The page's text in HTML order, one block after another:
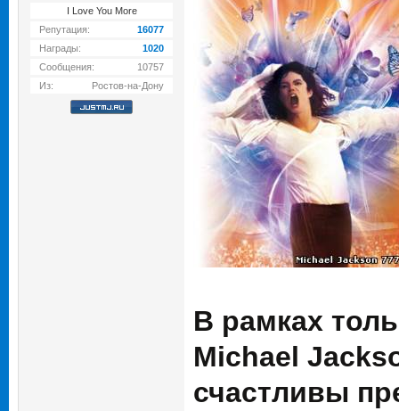
I Love You More
Репутация:
16077
Награды:
1020
Сообщения:
10757
Из:
Ростов-на-Дону
В рамках
Michael
счастливы